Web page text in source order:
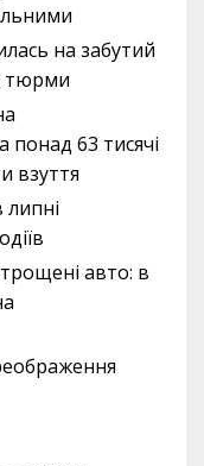
на забутий
тюрми
понад 63 тисячі
взуття
авто: в